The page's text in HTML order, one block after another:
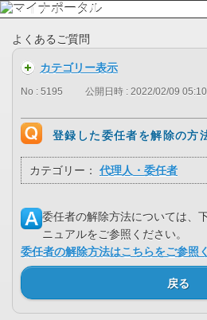
よくあるご質問
カテゴリー表示
No : 5195 公開日時 : 2022/02/09 05:10
登録した委任者を解除の方
カテゴリー： 代理人・委任者
委任者の解除方法については、
ニュアルをご参照ください。
委任者の解除方法はこちらをご参照
戻る